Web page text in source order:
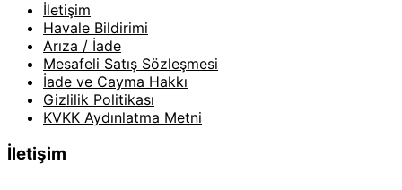
İletişim
Havale Bildirimi
Arıza / İade
Mesafeli Satış Sözleşmesi
İade ve Cayma Hakkı
Gizlilik Politikası
KVKK Aydınlatma Metni
İletişim